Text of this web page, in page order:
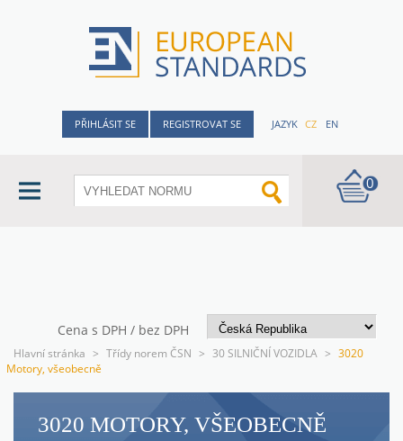
PŘIHLÁSIT SE REGISTROVAT SE JAZYK CZ EN
0
Cena s DPH / bez DPH
Hlavní stránka > Třídy norem ČSN > 30 SILNIČNÍ VOZIDLA > 3020
Motory, všeobecně
3020 MOTORY, VŠEOBECNĚ